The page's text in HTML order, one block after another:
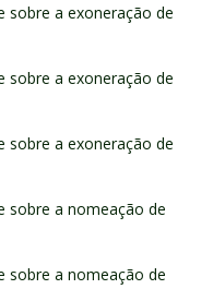
sobre a exoneração de
sobre a exoneração de
sobre a exoneração de
sobre a nomeação de
sobre a nomeação de